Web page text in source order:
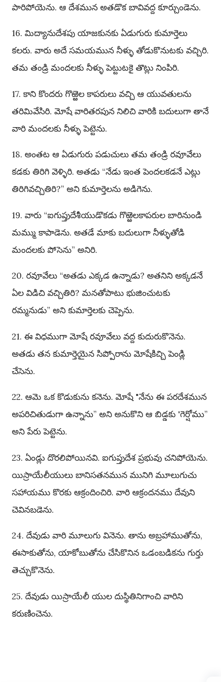
పారిపోయెను. ఆ దేశమున అతడొక బావివద్ద కూర్చుండెను.
16. మిద్యానుదేశపు యాజకునకు ఏడుగురు కుమార్తెలు
కలరు. వారు అదే సమయమున నీళ్ళు తోడుకొనుటకు వచ్చిరి.
తమ తండ్రి మందలకు నీళ్ళు పెట్టుటకై తొట్లు నింపిరి.
17. కాని కొందరు గొఱ్ఱెల కాపరులు వచ్చి ఆ యువతులను
తరిమివేసిరి. మోషే వారితరపున నిలిచి వారికి బదులుగా తానే
వారి మందలకు నీళ్ళు పెట్టెను.
18. అంతట ఆ ఏడుగురు పడుచులు తమ తండ్రి రవూవేలు
కడకు తిరిగి వెళ్ళిరి. అతడు “నేడు ఇంత పెందలకడనే ఎట్లు
తిరిగివచ్చితిరి?” అని కుమార్తెలను అడిగెను.
19. వారు “ఐగుప్తుదేశీయుడొకడు గొఱ్ఱెలకాపరుల బారినుండి
మమ్ము కాపాడెను. అతడే మాకు బదులుగా నీళ్ళుతోడి
మందలకు పోసెను” అనిరి.
20. రవూవేలు “అతడు ఎక్కడ ఉన్నాడు? అతనిని అక్కడనే
ఏల విడిచి వచ్చితిరి? మనతోపాటు భుజించుటకు
రమ్మనుడు” అని కుమార్తెలకు చెప్పెను.
21. ఈ విధముగా మోషే రవూవేలు వద్ద కుదురుకొనెను.
అతడు తన కుమార్తెయైన సిప్పోరాను మోషేకిచ్చి పెండ్లి
చేసెను.
22. ఆమె ఒక కొడుకును కనెను. మోషే "నేను ఈ పరదేశమున
అపరిచితుడుగా ఉన్నాను” అని అనుకొని ఆ బిడ్డకు 'గెర్షోము”
అని పేరు పెట్టెను.
23. ఏండ్లు దొరలిపోయినవి. ఐగుప్తుదేశ ప్రభువు చనిపోయెను.
యిస్రాయేలీయులు బానిసతనమున మునిగి మూలుగుచు
సహాయము కొరకు ఆక్రందించిరి. వారి ఆక్రందనము దేవుని
చెవినబడెను.
24. దేవుడు వారి మూలుగు వినెను. తాను అబ్రహాముతోను,
ఈసాకుతోను, యాకోబుతోను చేసికొనిన ఒడంబడికను గుర్తు
తెచ్చుకొనెను.
25. దేవుడు యిస్రాయేలీ యుల దుస్థితినిగాంచి వారిని
కరుణించెను.